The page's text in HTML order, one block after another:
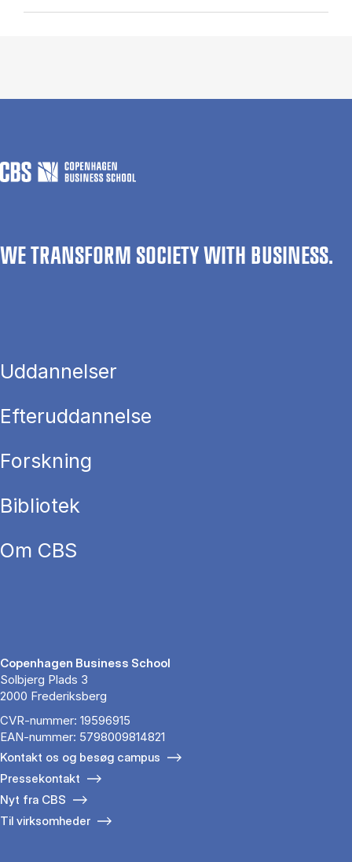
WE TRANSFORM SOCIETY WITH BUSINESS.
Uddannelser
Efteruddannelse
Forskning
Bibliotek
Om CBS
Copenhagen Business School
Solbjerg Plads 3
2000 Frederiksberg
CVR-nummer: 19596915
EAN-nummer: 5798009814821
Kontakt os og besøg campus
Pressekontakt
Nyt fra CBS
Til virksomheder